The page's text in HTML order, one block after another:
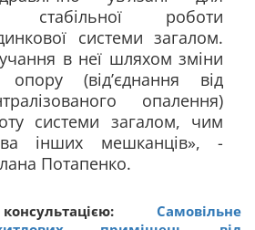
стабільної роботи
системи загалом.
в неї шляхом зміни
опору (від’єднання від
опалення)
системи загалом, чим
інших мешканців», -
Потапенко.
Самовільне